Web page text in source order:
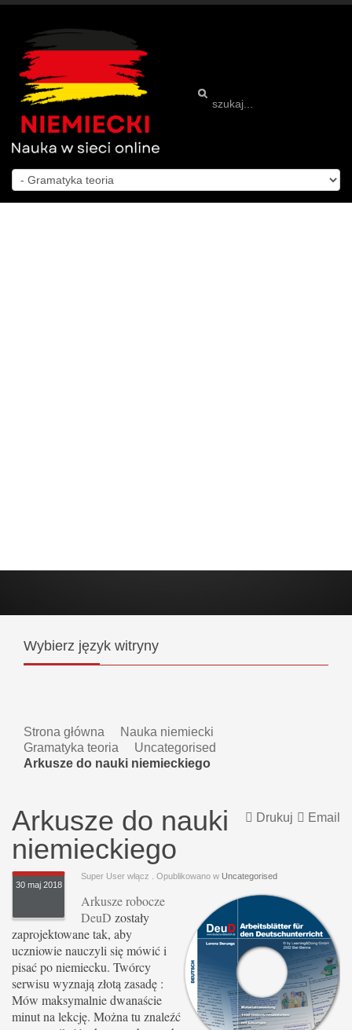
Wybierz język witryny
Strona główna
Nauka niemiecki
Gramatyka teoria
Uncategorised
Arkusze do nauki niemieckiego
Email
Drukuj
Arkusze do nauki
niemieckiego
Super User włącz
30 maj 2018
. Opublikowano w Uncategorised
Arkusze robocze
DeuD zostały
zaprojektowane tak, aby
uczniowie nauczyli się mówić i
pisać po niemiecku. Twórcy
serwisu wyznają złotą zasadę :
Mów maksymalnie dwanaście
minut na lekcję. Można tu znaleźć